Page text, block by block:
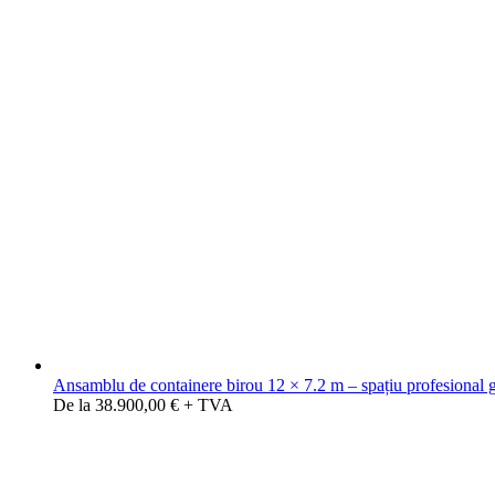
Ansamblu de containere birou 12 × 7.2 m – spațiu profesional
De la 38.900,00 € + TVA